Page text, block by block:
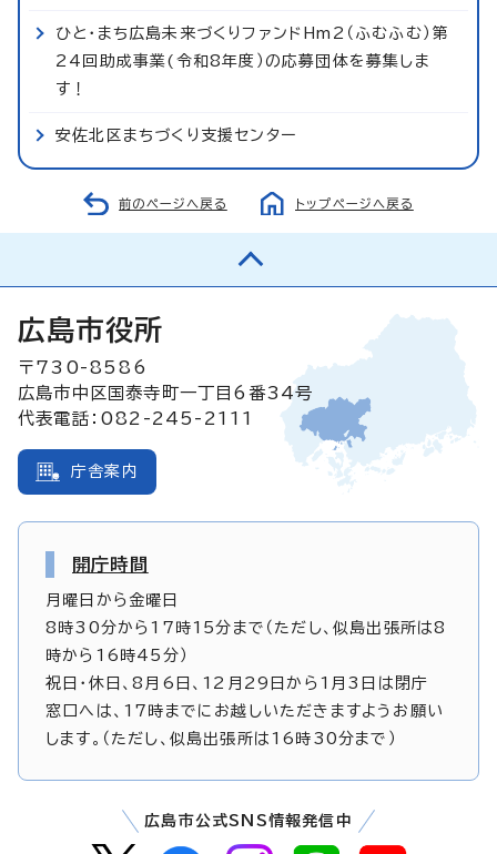
ひと・まち広島未来づくりファンドHm2（ふむふむ）第
24回助成事業(令和8年度）の応募団体を募集しま
す！
安佐北区まちづくり支援センター
前のページへ戻る トップページへ戻る
広島市役所
〒730-8586
広島市中区国泰寺町一丁目6番34号
代表電話：082-245-2111
庁舎案内
開庁時間
月曜日から金曜日
8時30分から17時15分まで（ただし、似島出張所は8
時から16時45分）
祝日・休日、8月6日、12月29日から1月3日は閉庁
窓口へは、17時までにお越しいただきますようお願い
します。（ただし、似島出張所は16時30分まで）
広島市公式SNS情報発信中